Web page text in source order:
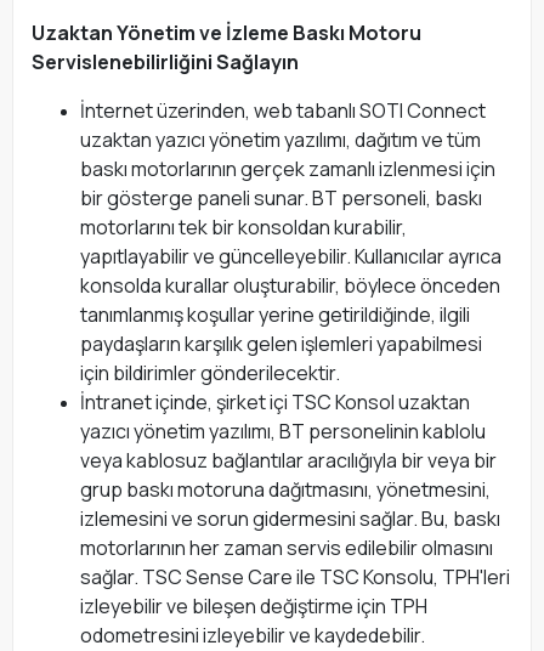
Uzaktan Yönetim ve İzleme Baskı Motoru
Servislenebilirliğini Sağlayın
İnternet üzerinden, web tabanlı SOTI Connect
uzaktan yazıcı yönetim yazılımı, dağıtım ve tüm
baskı motorlarının gerçek zamanlı izlenmesi için
bir gösterge paneli sunar. BT personeli, baskı
motorlarını tek bir konsoldan kurabilir,
yapıtlayabilir ve güncelleyebilir. Kullanıcılar ayrıca
konsolda kurallar oluşturabilir, böylece önceden
tanımlanmış koşullar yerine getirildiğinde, ilgili
paydaşların karşılık gelen işlemleri yapabilmesi
için bildirimler gönderilecektir.
İntranet içinde, şirket içi TSC Konsol uzaktan
yazıcı yönetim yazılımı, BT personelinin kablolu
veya kablosuz bağlantılar aracılığıyla bir veya bir
grup baskı motoruna dağıtmasını, yönetmesini,
izlemesini ve sorun gidermesini sağlar. Bu, baskı
motorlarının her zaman servis edilebilir olmasını
sağlar. TSC Sense Care ile TSC Konsolu, TPH'leri
izleyebilir ve bileşen değiştirme için TPH
odometresini izleyebilir ve kaydedebilir.